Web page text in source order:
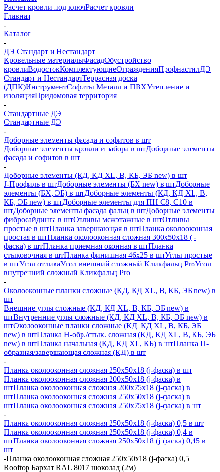
Расчет кровли под ключРасчет кровли
Главная
-
Каталог
-
ДЭ Стандарт и Нестандарт
Кровельные материалыФасадОбустройство
кровлиВодостокКомплектующиеОгражденияПрофнастилДЭ
Стандарт и НестандартТеррасная доска
(ДПК)ИнструментСофиты Металл и ПВХУтепление и
изоляцияПридомовая территория
-
Стандартные ДЭ
Стандартные ДЭ
-
Доборные элементы фасада и софитов в шт
Доборные элементы кровли и забора в штДоборные элементы
фасада и софитов в шт
-
Доборные элементы (КД, КД XL, В, КБ, ЭБ new) в шт
J-Профиль в штДоборные элементы (БХ new) в штДоборные
элементы (БХ, ЭБ) в штДоборные элементы (КД, КД XL, В,
КБ, ЭБ new) в штДоборные элементы для ПН С8, С10 в
штДоборные элементы фасада фальц в штДоборные элементы
фибросайдинга в штОтливы межэтажные в штОтливы
простые в штПланка завершающая в штПланка околооконная
простая в штПланка околооконная сложная 300х50х18 (j-
фаска) в штПланка приемная оконная в штПланка
стыковочная в штПланка финишная 46х25 в штУглы простые
в штУгол отливаУгол внешний сложный Кликфальц ProУгол
внутренний сложный Кликфальц Pro
-
Околооконные планки сложные (КД, КД XL, В, КБ, ЭБ new) в
шт
Внешние углы сложные (КД, КД XL, В, КБ, ЭБ new) в
штВнутренние углы сложные (КД, КД XL, В, КБ, ЭБ new) в
штОколооконные планки сложные (КД, КД XL, В, КБ, ЭБ
new) в штПланка H-обр./стык. сложная (КД, КД XL, В, КБ, ЭБ
new) в штПланка начальная (КД, КД XL, КБ) в штПланка П-
образная/завершающая сложная (КД) в шт
-
Планка околооконная сложная 250х50х18 (j-фаска) в шт
Планка околооконная сложная 200х50х18 (j-фаска) в
штПланка околооконная сложная 200х75х18 (j-фаска) в
штПланка околооконная сложная 250х50х18 (j-фаска) в
штПланка околооконная сложная 250х75х18 (j-фаска) в шт
-
Планка околооконная сложная 250х50х18 (j-фаска) 0,5 в шт
Планка околооконная сложная 250х50х18 (j-фаска) 0,4 в
штПланка околооконная сложная 250х50х18 (j-фаска) 0,45 в
шт
-Планка околооконная сложная 250х50х18 (j-фаска) 0,5
Rooftop Бархат RAL 8017 шоколад (2м)